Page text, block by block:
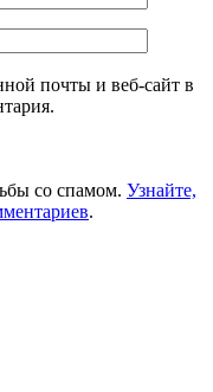
почты и веб-сайт в
со спамом. Узнайте,
.